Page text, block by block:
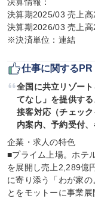
決算期2025/03 売上
決算期2026/03 売上
※決済単位：連結
仕事に関するPR
全国に共立リゾー
てなし」を提供す
接客対応（チェッ
内案内、予約受付
企業・求人の特色
■プライム上場。ホテ
を展開し売上2,289億
に寄り添う「わが家
とをモットーに事業展